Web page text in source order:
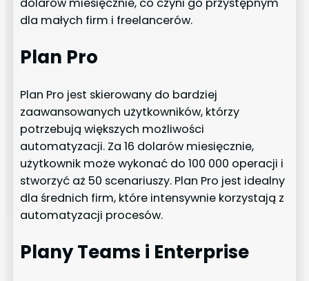
dolarów miesięcznie, co czyni go przystępnym
dla małych firm i freelancerów.
Plan Pro
Plan Pro jest skierowany do bardziej
zaawansowanych użytkowników, którzy
potrzebują większych możliwości
automatyzacji. Za 16 dolarów miesięcznie,
użytkownik może wykonać do 100 000 operacji i
stworzyć aż 50 scenariuszy. Plan Pro jest idealny
dla średnich firm, które intensywnie korzystają z
automatyzacji procesów.
Plany Teams i Enterprise